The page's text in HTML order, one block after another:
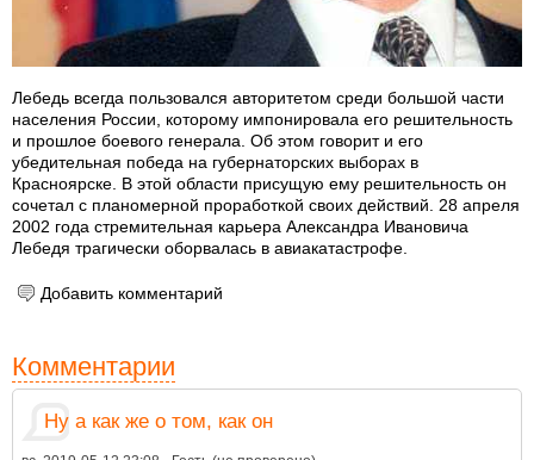
Лебедь всегда пользовался авторитетом среди большой части
населения России, которому импонировала его решительность
и прошлое боевого генерала. Об этом говорит и его
убедительная победа на губернаторских выборах в
Красноярске. В этой области присущую ему решительность он
сочетал с планомерной проработкой своих действий. 28 апреля
2002 года стремительная карьера Александра Ивановича
Лебедя трагически оборвалась в авиакатастрофе.
Добавить комментарий
Комментарии
Ну а как же о том, как он